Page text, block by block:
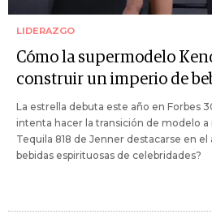
LIDERAZGO
Cómo la supermodelo
construir un imperio de
La estrella debuta este año en Forbes
intenta hacer la transición de modelo a
Tequila 818 de Jenner destacarse en
bebidas espirituosas de celebridades?